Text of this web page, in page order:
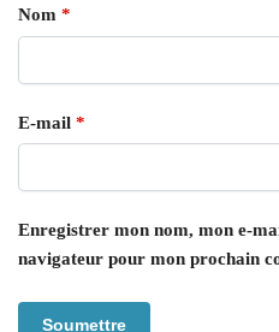
Nom *
E-mail *
Enregistrer mon nom, mon e-
navigateur pour mon prochain